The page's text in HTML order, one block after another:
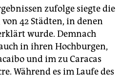
zufolge siegte die
42 Städten, in denen
wurde. Demnach
in ihren Hochburgen,
und im zu Caracas
Während es im Laufe des